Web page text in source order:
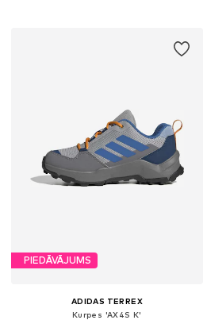
PIEDĀVĀJUMS
ADIDAS TERREX
Kurpes 'AX4S K'